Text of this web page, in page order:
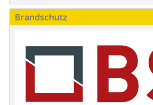
Brandschutz